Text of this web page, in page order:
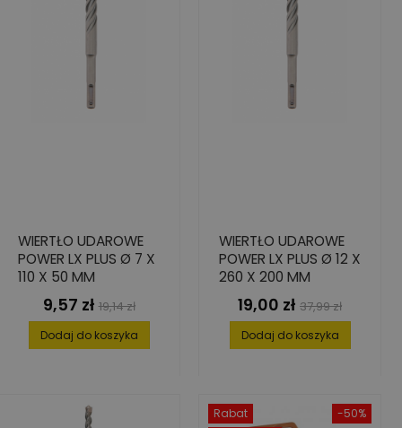
WIERTŁO UDAROWE
POWER LX PLUS Ø 7 X
110 X 50 MM
Cena
9,57 zł Cena
podstawowa
19,14 zł
Dodaj do koszyka
WIERTŁO UDAROWE
POWER LX PLUS Ø 12 X
260 X 200 MM
Cena
19,00 zł Cena
podstawowa
37,99 zł
Dodaj do koszyka
-50%
Rabat